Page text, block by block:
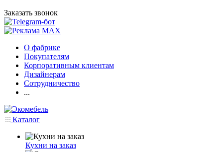
Заказать звонок
О фабрике
Покупателям
Корпоративным клиентам
Дизайнерам
Сотрудничество
...
Каталог
Кухни на заказ